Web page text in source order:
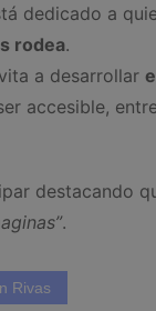
dedicado a
rodea.
a desarrollar
accesible,
destacando
.
Rivas